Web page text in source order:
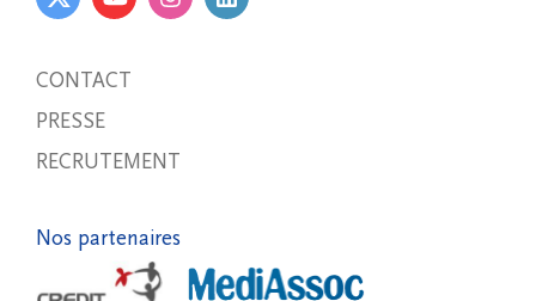
CONTACT
PRESSE
RECRUTEMENT
Nos partenaires